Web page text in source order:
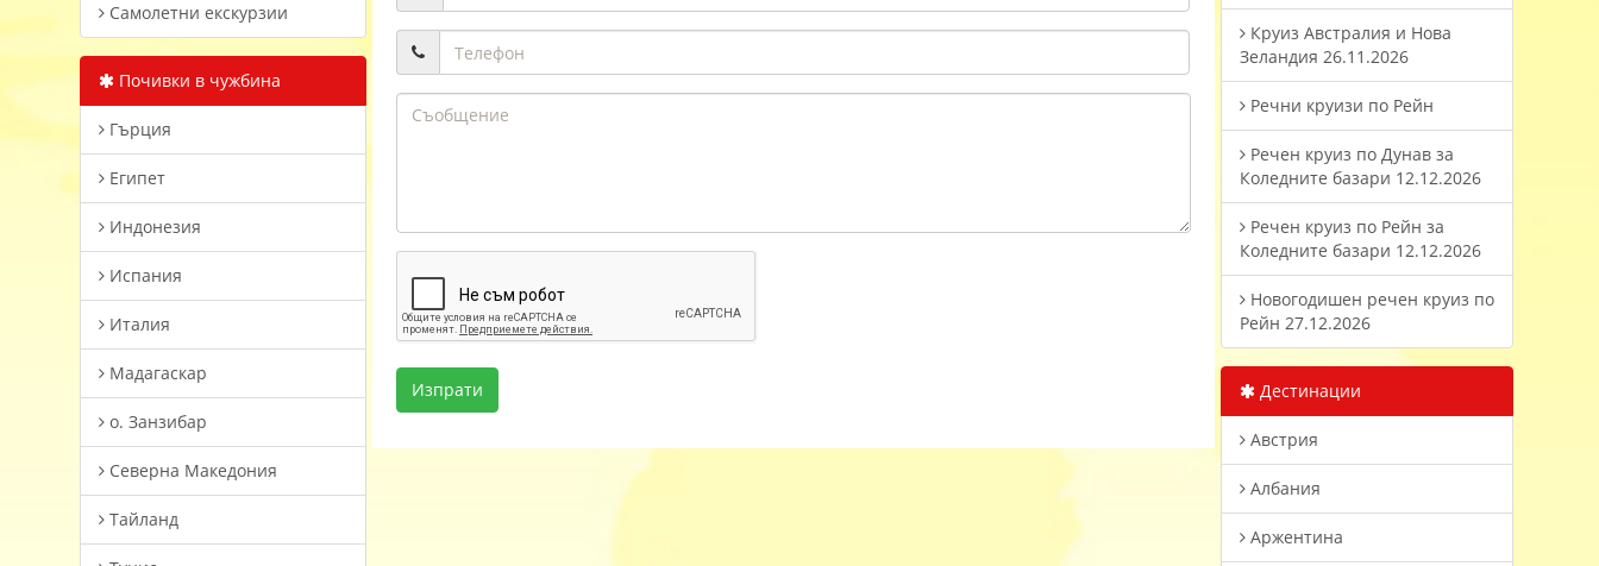
Самолетни екскурзии
Почивки в чужбина
Гърция
Египет
Индонезия
Испания
Италия
Мадагаскар
о. Занзибар
Северна Македония
Тайланд
Круиз Австралия и Нова
Зеландия 26.11.2026
Речни круизи по Рейн
Речен круиз по Дунав за
Коледните базари 12.12.2026
Речен круиз по Рейн за
Коледните базари 12.12.2026
Новогодишен речен круиз по
Рейн 27.12.2026
Дестинации
Австрия
Албания
Аржентина